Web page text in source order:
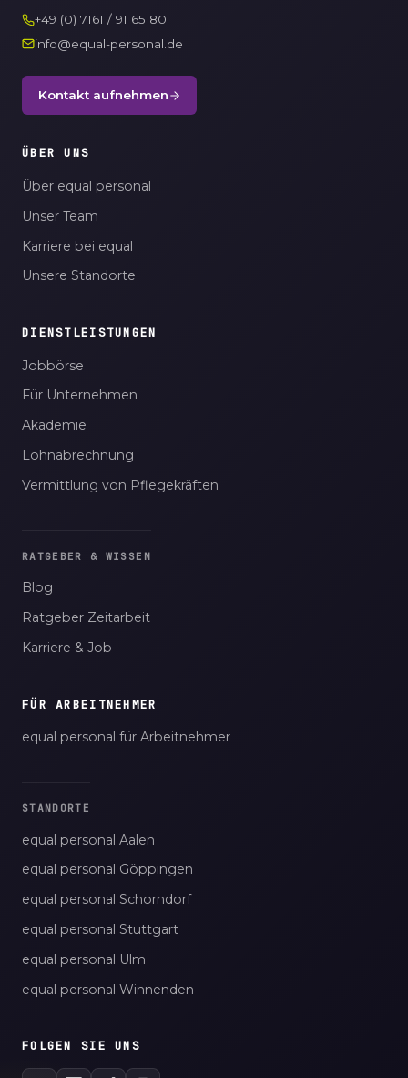
+49 (0) 7161 / 91 65 80
info@equal-personal.de
Kontakt aufnehmen
ÜBER UNS
Über equal personal
Unser Team
Karriere bei equal
Unsere Standorte
DIENSTLEISTUNGEN
Jobbörse
Für Unternehmen
Akademie
Lohnabrechnung
Vermittlung von Pflegekräften
RATGEBER & WISSEN
Blog
Ratgeber Zeitarbeit
Karriere & Job
FÜR ARBEITNEHMER
equal personal für Arbeitnehmer
STANDORTE
equal personal Aalen
equal personal Göppingen
equal personal Schorndorf
equal personal Stuttgart
equal personal Ulm
equal personal Winnenden
FOLGEN SIE UNS